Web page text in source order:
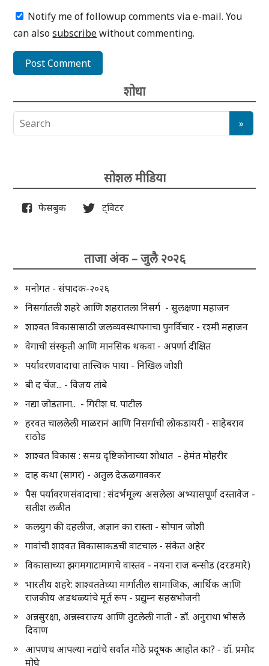
Notify me of followup comments via e-mail. You
can alsosubscribewithout commenting.
शोधा
सोशल मीडिया
फेसबुक ट्विटर
ताजा अंक – जुलै २०२६
मनोगत - संपादक-२०२६
निसर्गातली शहरे आणि शहरातला निसर्ग - सुलक्षणा महाजन
शाश्वत विकासासाठी जलव्यवस्थापनाचा पुनर्विचार - रश्मी महाजन
वेगाची संस्कृती आणि मानसिक थकवा - अपर्णा दीक्षित
पर्यावरणवादाचा तात्त्विक पाया - निखिल जोशी
बी द चेंज... - विजय तांबे
नद्या जोडताना.. - गिरीश घ. पाटील
हरवत चाललेली माळरानं आणि निसर्गाची लोकडायरी - साहेबराव
राठोड
शाश्वत विकास : समग्र दृष्टिकोनाच्या शोधात - हेमंत मोहरीर
दाह कथा (सागर) - अतुल देऊळगावकर
पैस पर्यावरणसंवादाचा : संदर्भमूल्य असलेला अभ्यासपूर्ण दस्तावेज -
सतीश लळीत
कलयुग की दहलीज, अज्ञान का रास्ता - सोपान जोशी
गावांची शाश्वत विकासाकडची वाटचाल - संकेत अहेर
विकासाच्या झगमगाटामागचे वास्तव - नयना राज बन्सोड (दरडमारे)
भारतीय शहरे: शाश्वततेच्या मार्गातील सामाजिक, आर्थिक आणि
राजकीय अडथळ्यांचे मूर्त रूप - प्रद्युम्न सहस्रभोजनी
अन्नसुरक्षा, अन्नस्वराज्य आणि तुटलेली नाती - डॉ. अनुराधा भोसले
दिवाण
आपणच आपल्या नद्यांचे सर्वात मोठे प्रदूषक आहोत का? - डॉ. प्रमोद
मोघे